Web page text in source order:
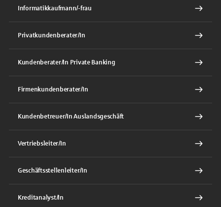
Informatikkaufmann/-frau
Privatkundenberater/In
Kundenberater/In Private Banking
Firmenkundenberater/In
Kundenbetreuer/In Auslandsgeschäft
Vertriebsleiter/In
Geschäftsstellenleiter/In
Kreditanalyst/In